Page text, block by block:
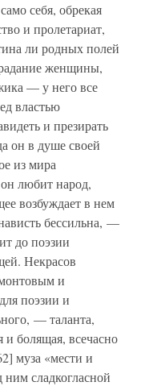
себя, обрекая
и пролетариат,
ли родных полей
женщины,
— у него все
властью
и презирать
он в душе своей
из мира
любит народ,
возбуждает в нем
бессильна, —
до поэзии
Некрасов
и
поэзии и
— таланта,
и болящая, всечасно
муза «мести и
сладкогласной